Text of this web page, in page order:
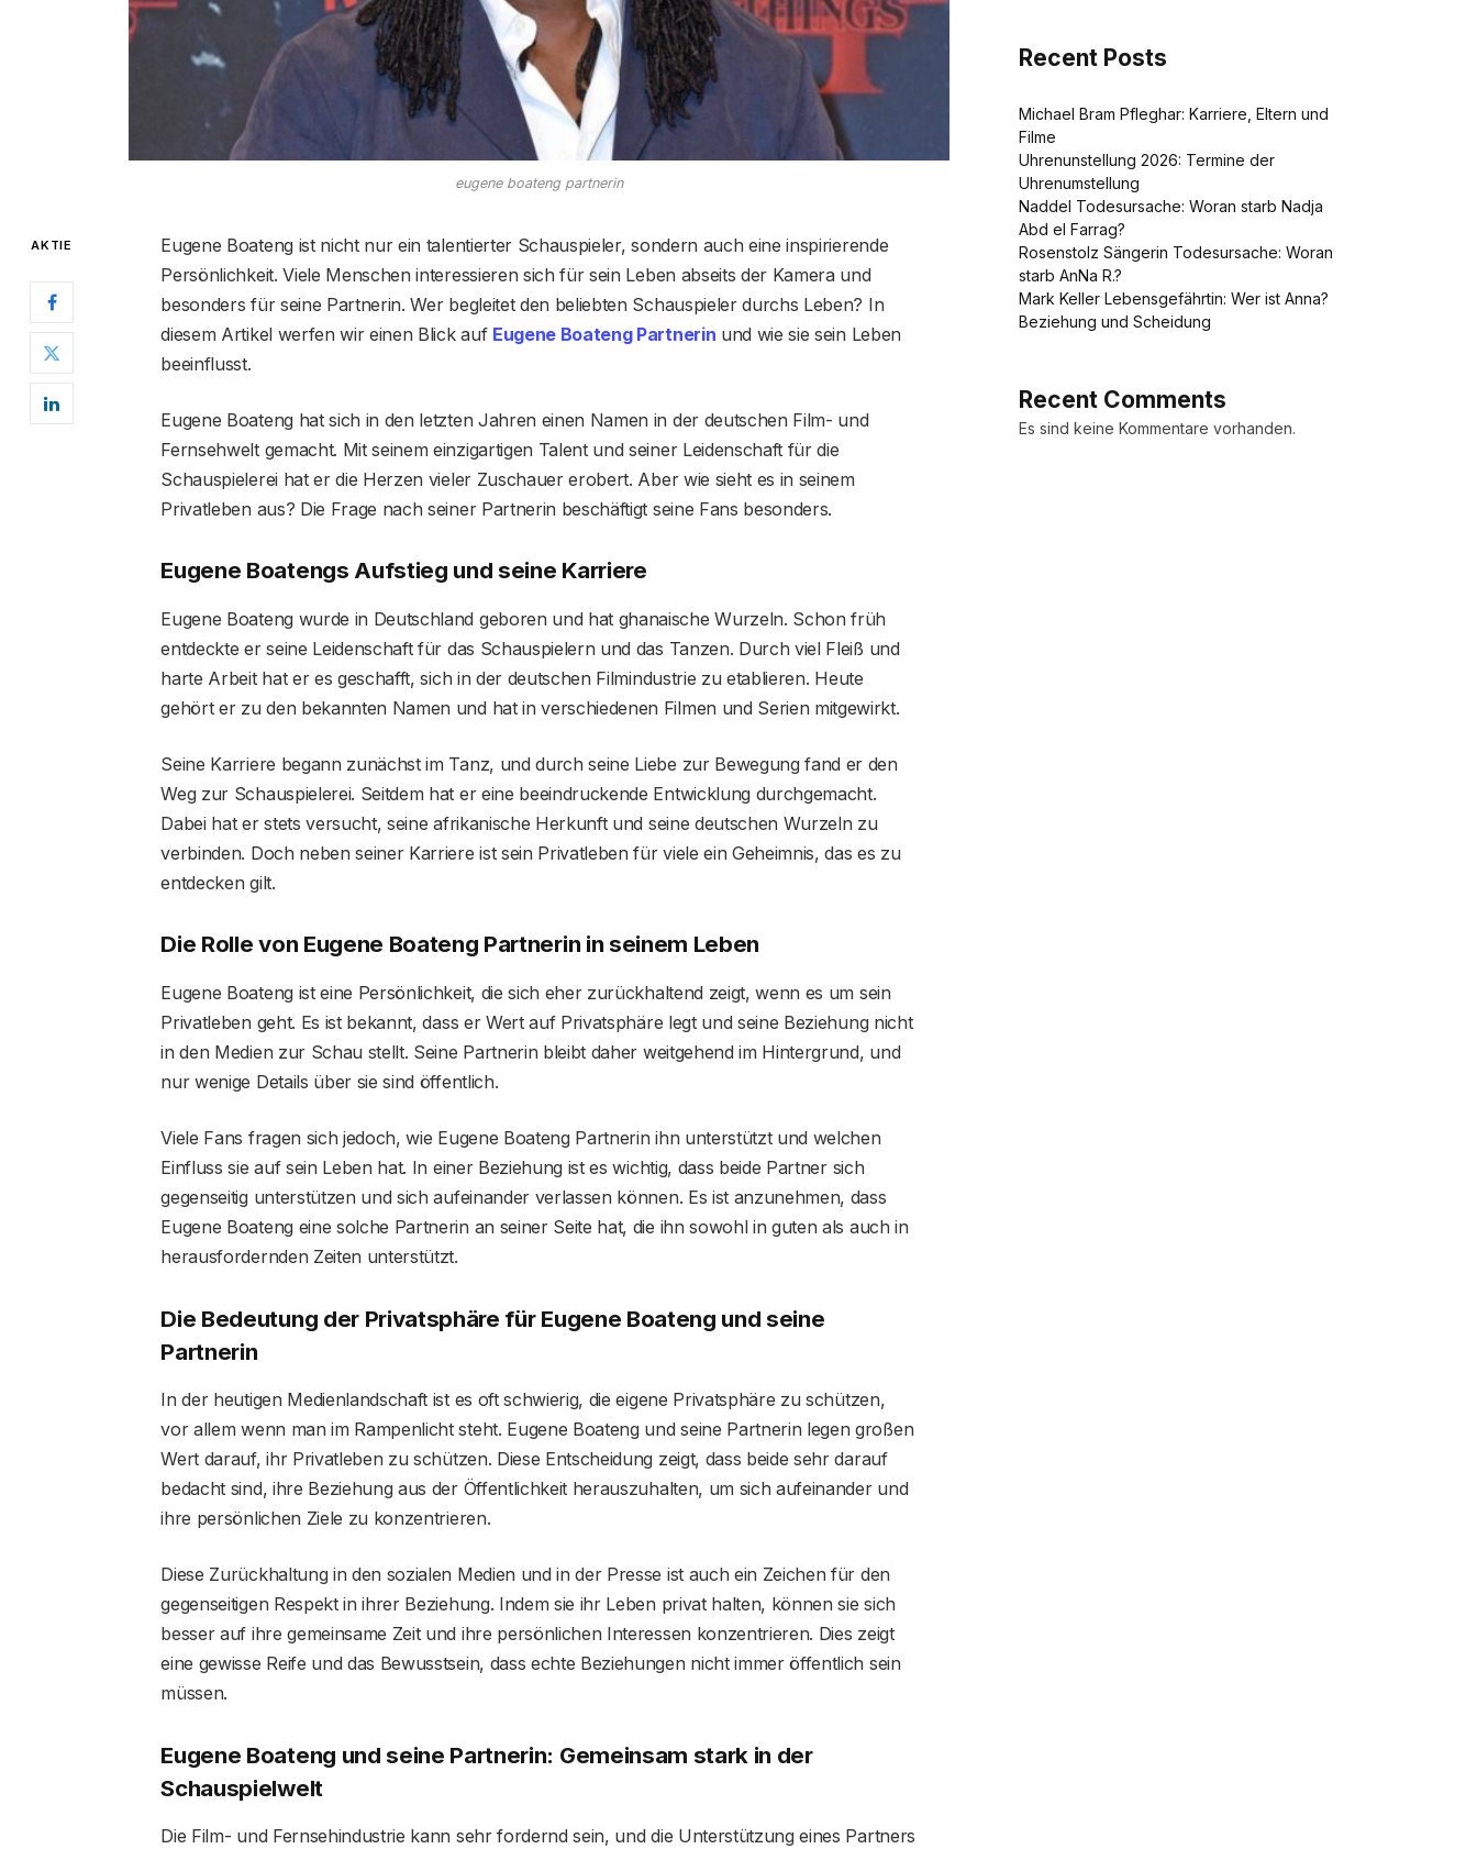
eugene boateng partnerin
AKTIE
Eugene Boateng ist nicht nur ein talentierter Schauspieler, sondern auch eine inspirierende
Persönlichkeit. Viele Menschen interessieren sich für sein Leben abseits der Kamera und
besonders für seine Partnerin. Wer begleitet den beliebten Schauspieler durchs Leben? In
diesem Artikel werfen wir einen Blick auf Eugene Boateng Partnerin und wie sie sein Leben
beeinflusst.
Eugene Boateng hat sich in den letzten Jahren einen Namen in der deutschen Film- und
Fernsehwelt gemacht. Mit seinem einzigartigen Talent und seiner Leidenschaft für die
Schauspielerei hat er die Herzen vieler Zuschauer erobert. Aber wie sieht es in seinem
Privatleben aus? Die Frage nach seiner Partnerin beschäftigt seine Fans besonders.
Eugene Boatengs Aufstieg und seine Karriere
Eugene Boateng wurde in Deutschland geboren und hat ghanaische Wurzeln. Schon früh
entdeckte er seine Leidenschaft für das Schauspielern und das Tanzen. Durch viel Fleiß und
harte Arbeit hat er es geschafft, sich in der deutschen Filmindustrie zu etablieren. Heute
gehört er zu den bekannten Namen und hat in verschiedenen Filmen und Serien mitgewirkt.
Seine Karriere begann zunächst im Tanz, und durch seine Liebe zur Bewegung fand er den
Weg zur Schauspielerei. Seitdem hat er eine beeindruckende Entwicklung durchgemacht.
Dabei hat er stets versucht, seine afrikanische Herkunft und seine deutschen Wurzeln zu
verbinden. Doch neben seiner Karriere ist sein Privatleben für viele ein Geheimnis, das es zu
entdecken gilt.
Die Rolle von Eugene Boateng Partnerin in seinem Leben
Eugene Boateng ist eine Persönlichkeit, die sich eher zurückhaltend zeigt, wenn es um sein
Privatleben geht. Es ist bekannt, dass er Wert auf Privatsphäre legt und seine Beziehung nicht
in den Medien zur Schau stellt. Seine Partnerin bleibt daher weitgehend im Hintergrund, und
nur wenige Details über sie sind öffentlich.
Viele Fans fragen sich jedoch, wie Eugene Boateng Partnerin ihn unterstützt und welchen
Einfluss sie auf sein Leben hat. In einer Beziehung ist es wichtig, dass beide Partner sich
gegenseitig unterstützen und sich aufeinander verlassen können. Es ist anzunehmen, dass
Eugene Boateng eine solche Partnerin an seiner Seite hat, die ihn sowohl in guten als auch in
herausfordernden Zeiten unterstützt.
Die Bedeutung der Privatsphäre für Eugene Boateng und seine
Partnerin
In der heutigen Medienlandschaft ist es oft schwierig, die eigene Privatsphäre zu schützen,
vor allem wenn man im Rampenlicht steht. Eugene Boateng und seine Partnerin legen großen
Wert darauf, ihr Privatleben zu schützen. Diese Entscheidung zeigt, dass beide sehr darauf
bedacht sind, ihre Beziehung aus der Öffentlichkeit herauszuhalten, um sich aufeinander und
ihre persönlichen Ziele zu konzentrieren.
Diese Zurückhaltung in den sozialen Medien und in der Presse ist auch ein Zeichen für den
gegenseitigen Respekt in ihrer Beziehung. Indem sie ihr Leben privat halten, können sie sich
besser auf ihre gemeinsame Zeit und ihre persönlichen Interessen konzentrieren. Dies zeigt
eine gewisse Reife und das Bewusstsein, dass echte Beziehungen nicht immer öffentlich sein
müssen.
Eugene Boateng und seine Partnerin: Gemeinsam stark in der
Schauspielwelt
Die Film- und Fernsehindustrie kann sehr fordernd sein, und die Unterstützung eines Partners
Recent Posts
Michael Bram Pfleghar: Karriere, Eltern und
Filme
Uhrenunstellung 2026: Termine der
Uhrenumstellung
Naddel Todesursache: Woran starb Nadja
Abd el Farrag?
Rosenstolz Sängerin Todesursache: Woran
starb AnNa R.?
Mark Keller Lebensgefährtin: Wer ist Anna?
Beziehung und Scheidung
Recent Comments
Es sind keine Kommentare vorhanden.